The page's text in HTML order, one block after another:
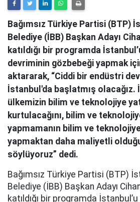
Bağımsız Türkiye Partisi (BTP)
Belediye (İBB) Başkan Adayı
katıldığı bir programda
devriminin gözbebeği yapmak
aktararak, “Ciddi bir endüstri
İstanbul'da başlatmış olacağız.
ülkemizin bilim ve teknolojiye
kurtulacağını, bilim ve
yapmamanın bilim ve
yapmaktan daha maliyetli
söylüyoruz” dedi.
Bağımsız Türkiye Partisi (BTP)
Belediye (İBB) Başkan Adayı
katıldığı bir programda